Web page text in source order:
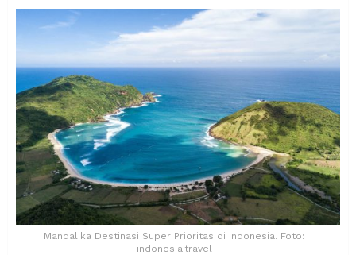
Mandalika Destinasi Super Prioritas di Indonesia. Foto:
indonesia.travel